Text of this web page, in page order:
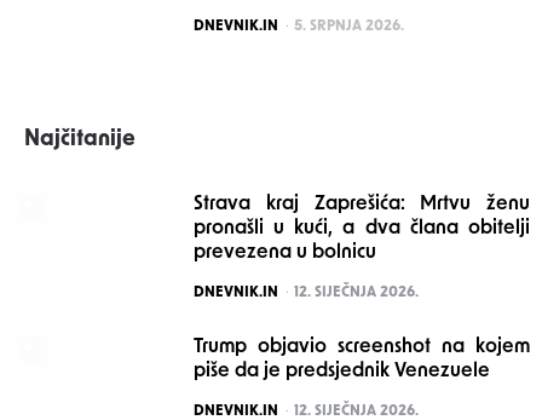
POSTED
DNEVNIK.IN 5. SRPNJA 2026.
Najčitanije
Strava kraj Zaprešića: Mrtvu ženu
pronašli u kući, a dva člana obitelji
prevezena u bolnicu
POSTED
DNEVNIK.IN 12. SIJEČNJA 2026.
Trump objavio screenshot na kojem
piše da je predsjednik Venezuele
POSTED
DNEVNIK.IN 12. SIJEČNJA 2026.